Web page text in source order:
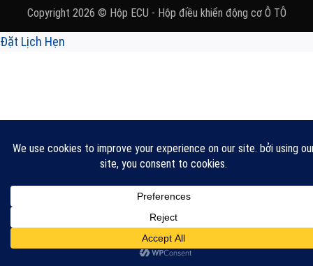
Copyright 2026 © Hộp ECU - Hộp điều khiển động cơ Ô TÔ
Đặt Lịch Hẹn